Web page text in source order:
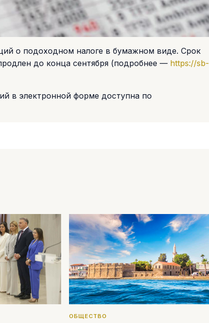
о подоходном налоге в бумажном виде. Срок
до конца сентября (подробнее — https://sb-
в электронной форме доступна по
ОБЩЕСТВО